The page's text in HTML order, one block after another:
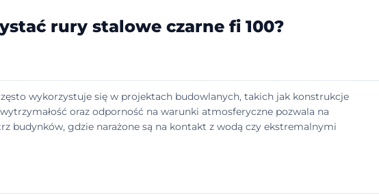
rury stalowe czarne fi 100?
wykorzystuje się w projektach budowlanych, takich jak konstrukcje
oraz odporność na warunki atmosferyczne pozwala na
budynków, gdzie narażone są na kontakt z wodą czy ekstremalnymi